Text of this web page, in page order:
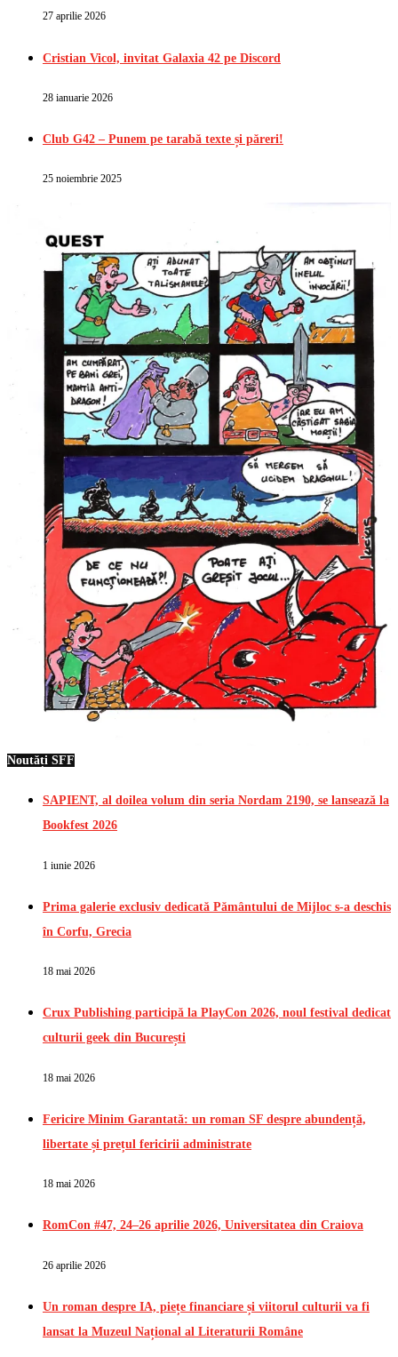
27 aprilie 2026
Cristian Vicol, invitat Galaxia 42 pe Discord
28 ianuarie 2026
Club G42 – Punem pe tarabă texte și păreri!
25 noiembrie 2025
Noutăți SFF
SAPIENT, al doilea volum din seria Nordam 2190, se lansează la
Bookfest 2026
1 iunie 2026
Prima galerie exclusiv dedicată Pământului de Mijloc s-a deschis
în Corfu, Grecia
18 mai 2026
Crux Publishing participă la PlayCon 2026, noul festival dedicat
culturii geek din București
18 mai 2026
Fericire Minim Garantată: un roman SF despre abundență,
libertate și prețul fericirii administrate
18 mai 2026
RomCon #47, 24–26 aprilie 2026, Universitatea din Craiova
26 aprilie 2026
Un roman despre IA, piețe financiare și viitorul culturii va fi
lansat la Muzeul Național al Literaturii Române